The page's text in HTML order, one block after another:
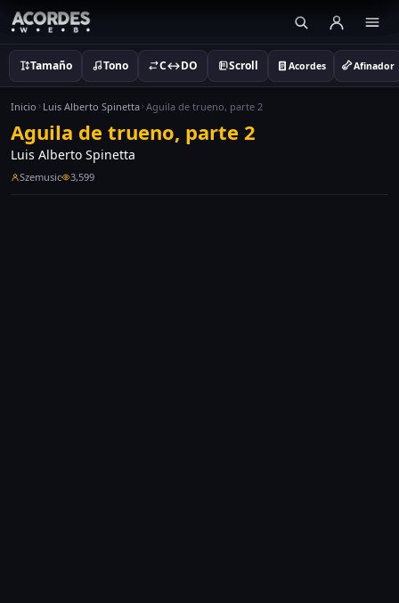
Tamaño Tono C↔DO Scroll Acordes Afinador
Inicio Luis Alberto Spinetta Aguila de trueno, parte 2
Aguila de trueno, parte 2
Luis Alberto Spinetta
Szemusic 3,599